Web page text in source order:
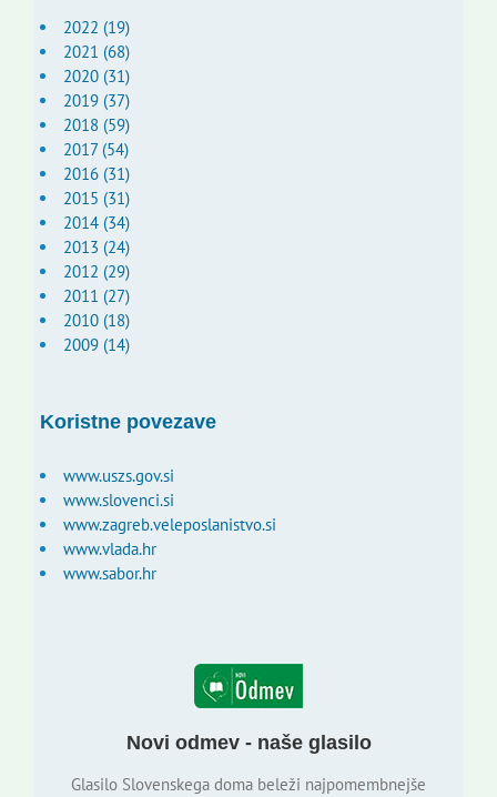
2022 (19)
2021 (68)
2020 (31)
2019 (37)
2018 (59)
2017 (54)
2016 (31)
2015 (31)
2014 (34)
2013 (24)
2012 (29)
2011 (27)
2010 (18)
2009 (14)
Koristne povezave
www.uszs.gov.si
www.slovenci.si
www.zagreb.veleposlanistvo.si
www.vlada.hr
www.sabor.hr
Novi odmev - naše glasilo
Glasilo Slovenskega doma beleži najpomembnejše